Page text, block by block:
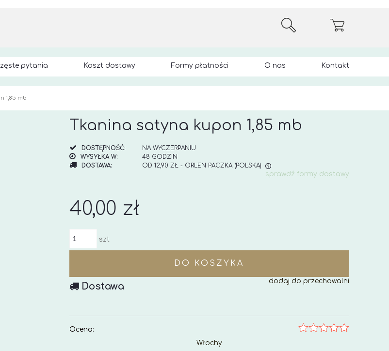
pytania Koszt dostawy Formy płatności O nas Kontakt
1,85 mb
Tkanina satyna kupon 1,85 mb
DOSTĘPNOŚĆ:
NA WYCZERPANIU
WYSYŁKA W:
48 GODZIN
DOSTAWA:
OD 12,90 ZŁ - ORLEN PACZKA (POLSKA)
sprawdź formy dostawy
40,00 zł
szt
DO KOSZYKA
dodaj do przechowalni
Dostawa
Ocena:
Włochy